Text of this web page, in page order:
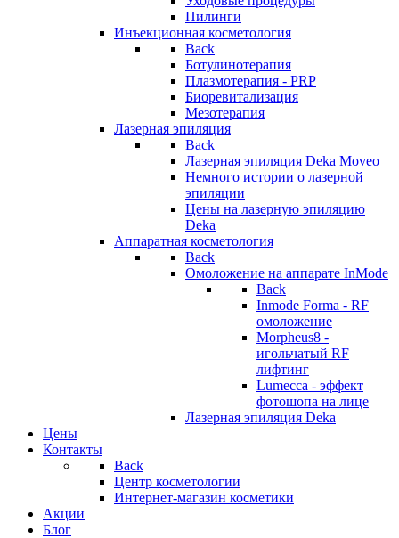
Пилинги
Инъекционная косметология
Back
Ботулинотерапия
Плазмотерапия - PRP
Биоревитализация
Мезотерапия
Лазерная эпиляция
Back
Лазерная эпиляция Deka Moveo
Немного истории о лазерной
эпиляции
Цены на лазерную эпиляцию
Deka
Аппаратная косметология
Back
Омоложение на аппарате InMode
Back
Inmode Forma - RF
омоложение
Morpheus8 -
игольчатый RF
лифтинг
Lumecca - эффект
фотошопа на лице
Лазерная эпиляция Deka
Цены
Контакты
Back
Центр косметологии
Интернет-магазин косметики
Акции
Блог